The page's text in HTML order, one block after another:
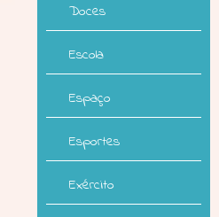
Doces
Escola
Espaço
Esportes
Exército